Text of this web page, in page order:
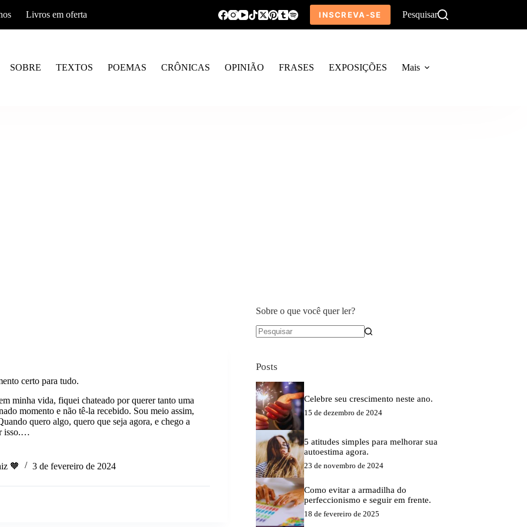
Livros em oferta INSCREVA-SE Pesquisar
SOBRE TEXTOS POEMAS CRÔNICAS OPINIÃO FRASES EXPOSIÇÕES Mais
certo para tudo.
minha vida, fiquei chateado por querer tanto uma
momento e não tê-la recebido. Sou meio assim,
quero algo, quero que seja agora, e chego a
isso.…
🧡 3 de fevereiro de 2024
Sobre o que você quer ler?
Posts
Celebre seu crescimento neste ano.
15 de dezembro de 2024
5 atitudes simples para melhorar sua
autoestima agora.
23 de novembro de 2024
Como evitar a armadilha do
perfeccionismo e seguir em frente.
18 de fevereiro de 2025